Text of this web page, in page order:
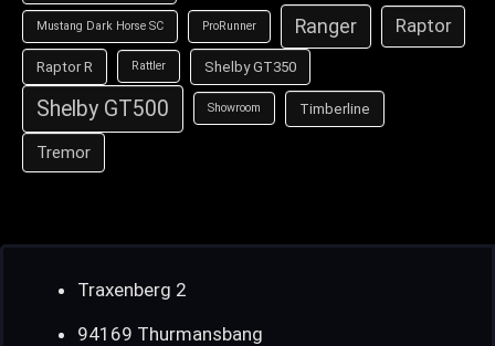
Mustang Dark Horse SC ProRunner Ranger Raptor
Raptor R Rattler Shelby GT350
Shelby GT500 Showroom Timberline
Tremor
Traxenberg 2
94169 Thurmansbang